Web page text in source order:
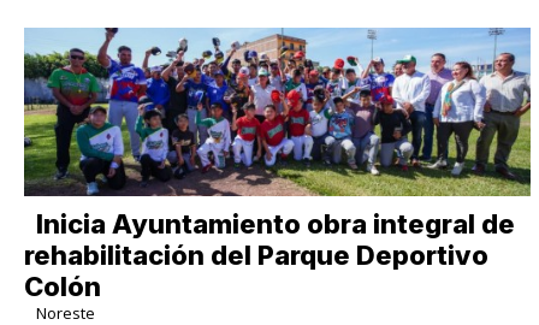
Inicia Ayuntamiento obra integral de
rehabilitación del Parque Deportivo
Colón
Noreste